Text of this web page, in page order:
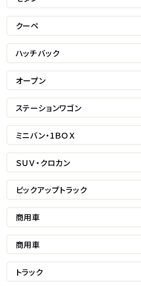
クーペ
ハッチバック
オープン
ステーションワゴン
ミニバン・1ＢＯＸ
ＳＵＶ・クロカン
ピックアップトラック
商用車
商用車
トラック